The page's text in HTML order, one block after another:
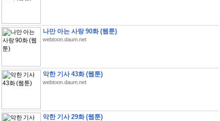
나만 아는 사랑 90화 (웹툰)
webtoon.daum.net
악한 기사 43화 (웹툰)
webtoon.daum.net
악한 기사 29화 (웹툰)